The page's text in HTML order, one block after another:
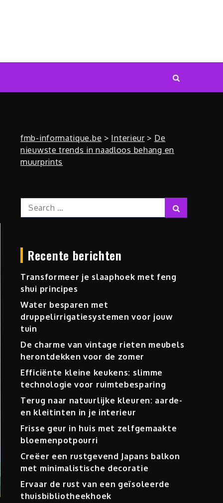
fmb-informatique.be > Interieur> De
nieuwste trends in naadloos behang en
muurprints
Search
for:
Recente berichten
Transformeer je slaaphoek met feng
shui principes
Water besparen met
druppelirrigatiesystemen voor jouw
tuin
De charme van vintage rieten meubels
herontdekken voor de zomer
Efficiënte kleine keukens: slimme
technologie voor ruimtebesparing
Terug naar natuurlijke kleuren: aarde-
en kleitinten in je interieur
Frisse geur in huis met zelfgemaakte
bloemenpotpourri
Creëer een rustgevend Japans balkon
met minimalistische decoratie
Ervaar de rust van een geïsoleerde
thuisbibliotheekhoek